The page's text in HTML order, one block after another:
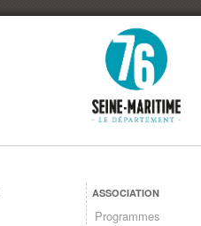
ASSOCIATION
Programmes